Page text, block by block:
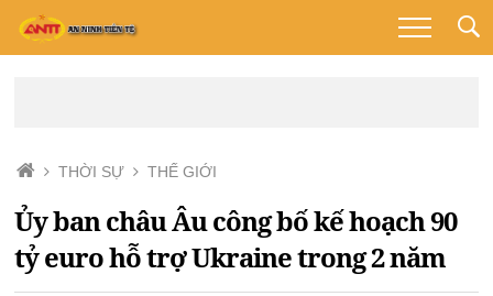
THỜI SỰ THẾ GIỚI
Ủy ban châu Âu công bố kế hoạch 90
tỷ euro hỗ trợ Ukraine trong 2 năm